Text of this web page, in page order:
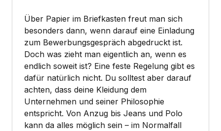
Über Papier im Briefkasten freut man sich
besonders dann, wenn darauf eine Einladung
zum Bewerbungsgespräch abgedruckt ist.
Doch was zieht man eigentlich an, wenn es
endlich soweit ist? Eine feste Regelung gibt es
dafür natürlich nicht. Du solltest aber darauf
achten, dass deine Kleidung dem
Unternehmen und seiner Philosophie
entspricht. Von Anzug bis Jeans und Polo
kann da alles möglich sein – im Normalfall